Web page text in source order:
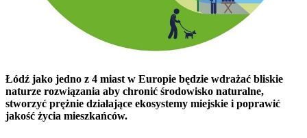
Łódź jako jedno z 4 miast w Europie będzie wdrażać bliskie
naturze rozwiązania aby chronić środowisko naturalne,
stworzyć prężnie działające ekosystemy miejskie i poprawić
jakość życia mieszkańców.